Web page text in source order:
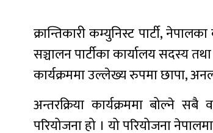
क्रान्तिकारी कम्युनिस्ट पार्टी,
सञ्चालन पार्टीका कार्यालय सदस्य
कार्यक्रममा उल्लेख्य रुपमा छापा,
अन्तरक्रिया कार्यक्रममा बोल्ने सबै
परियोजना हो । यो परियोजना